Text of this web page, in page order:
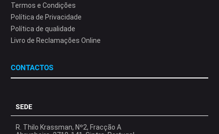
Termos e Condições
Política de Privacidade
Política de qualidade
Livro de Reclamações Online
CONTACTOS
SEDE
R. Thilo Krassman, Nº2, Fracção A